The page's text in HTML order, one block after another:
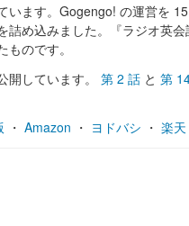
います。Gogengo! の運営を
詰め込みました。『ラジオ英会
のです。
開しています。 第 2 話 と 第
・ Amazon ・ ヨドバシ ・ 楽天